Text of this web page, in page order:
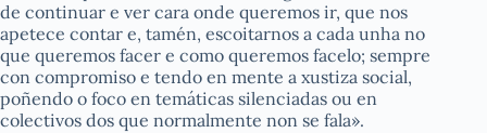
de continuar e ver cara onde queremos ir, que nos
apetece contar e, tamén, escoitarnos a cada unha no
que queremos facer e como queremos facelo; sempre
con compromiso e tendo en mente a xustiza social,
poñendo o foco en temáticas silenciadas ou en
colectivos dos que normalmente non se fala».